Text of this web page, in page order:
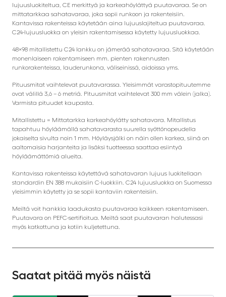
lujuusluokiteltua, CE merkittyä ja karkeahöylättyä puutavaraa. Se on
mittatarkkaa sahatavaraa, joka sopii runkoon ja rakenteisiin.
Kantavissa rakenteissa käytetään aina lujuuslajiteltua puutavaraa.
C24-lujuusluokka on yleisin rakentamisessa käytetty lujuusluokkaa.
48×98 mitallistettu C24 lankku on jämerää sahatavaraa. Sitä käytetään
monenlaiseen rakentamiseen mm. pienten rakennusten
runkorakenteissa, lauderunkona, väliseinissä, aidoissa yms.
Pituusmitat vaihtelevat puutavarassa. Yleisimmät varastopituutemme
ovat välillä 3,6 – 6 metriä. Pituusmitat vaihtelevat 300 mm välein (jalka).
Varmista pituudet kaupasta.
Mitallistettu = Mittatarkka karkeahöylätty sahatavara. Mitallistus
tapahtuu höyläämällä sahatavarasta suurella syöttönopeudella
jokaiselta sivulta noin 1 mm. Höyläysjälki on näin ollen karkea, siinä on
aaltomaisia harjanteita ja lisäksi tuotteessa saattaa esiintyä
höyläämättömiä alueita.
Kantavissa rakenteissa käytettävä sahatavaran lujuus luokitellaan
standardin EN 388 mukaisiin C-luokkiin. C24 lujuusluokka on Suomessa
yleisimmin käytetty ja se sopii kantaviin rakenteisiin.
Meiltä voit hankkia laadukasta puutavaraa kaikkeen rakentamiseen.
Puutavara on PEFC-sertifioitua. Meiltä saat puutavaran halutessasi
myös katkottuna ja kotiin kuljetettuna.
Saatat pitää myös näistä